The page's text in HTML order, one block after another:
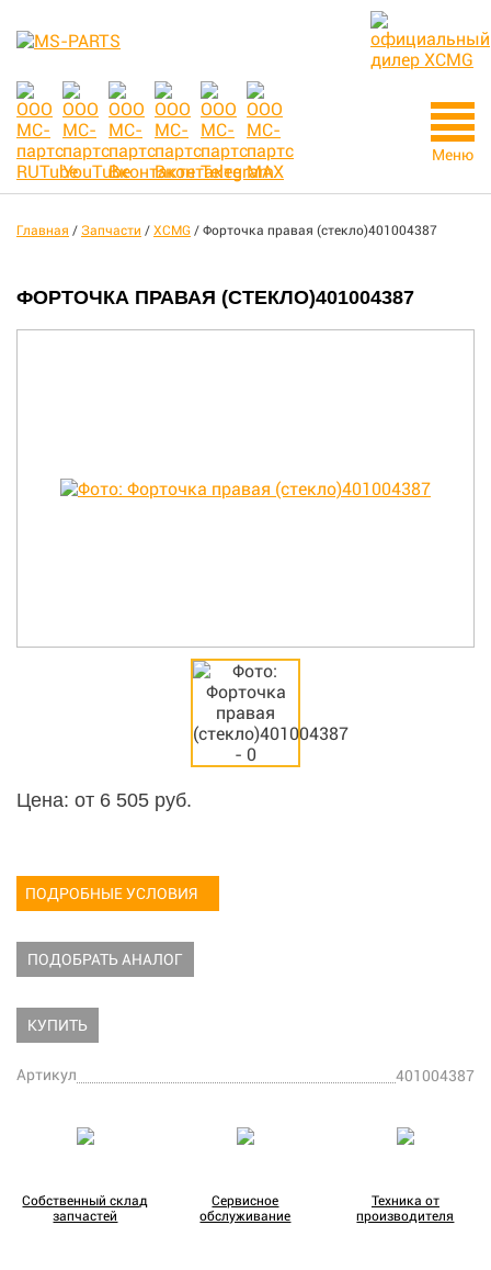
Меню
Главная / Запчасти / XCMG / Форточка правая (стекло)401004387
ФОРТОЧКА ПРАВАЯ (СТЕКЛО)401004387
Цена: от 6 505 руб.
ПОДРОБНЫЕ УСЛОВИЯ
ПОДОБРАТЬ АНАЛОГ
КУПИТЬ
Артикул 401004387
Собственный склад
запчастей
Сервисное
обслуживание
Техника от
производителя